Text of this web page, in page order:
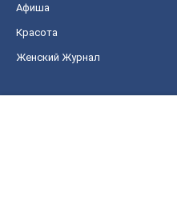
Афиша
Красота
Женский Журнал